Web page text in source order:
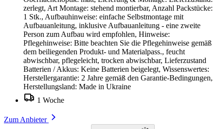
zerlegt, Art Montage: stehend montierbar, Anzahl Packstücke:
1 Stk., Aufbauhinweise: einfache Selbstmontage mit
Aufbauanleitung, inklusive Aufbauanleitung - eine zweite
Person zum Aufbau wird empfohlen, Hinweise:
Pflegehinweise: Bitte beachten Sie die Pflegehinweise gemäß
dem beiliegenden Produkt- und Materialpass., feucht
abwischbar, pflegeleicht, trocken abwischbar, Lieferzustand
Batterien / Akkus: Keine Batterien beigelegt, Wissenswertes:
Herstellergarantie: 2 Jahre gemäß den Garantie-Bedingungen,
Herstellungsland: Made in Ukraine
1 Woche
Zum Anbieter